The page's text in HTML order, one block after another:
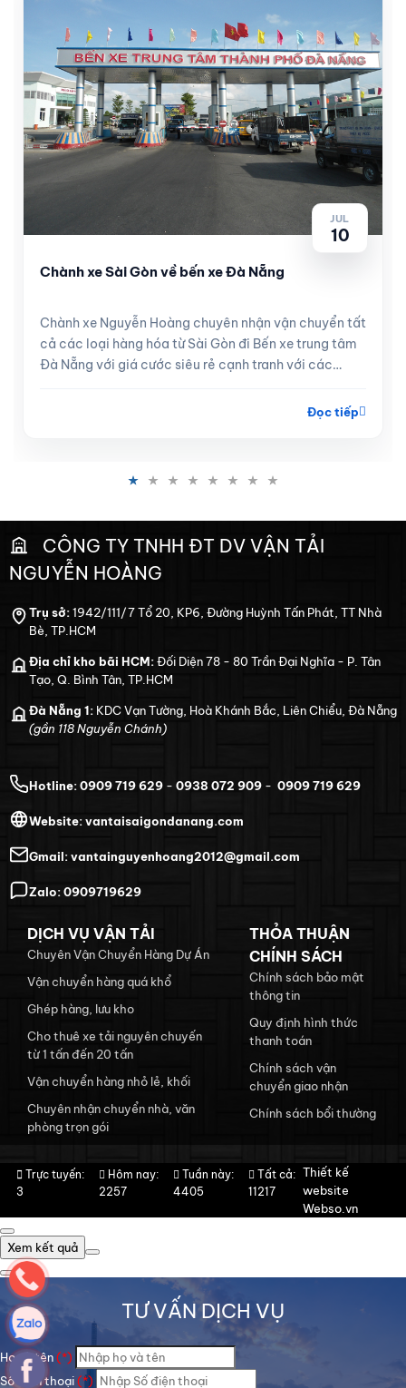
JUL
10
Chành xe Sài Gòn về bến xe Đà Nẵng
Chành xe Nguyễn Hoàng chuyên nhận vận chuyển tất
cả các loại hàng hóa từ Sài Gòn đi Bến xe trung tâm
Đà Nẵng với giá cước siêu rẻ cạnh tranh với các
Đọc tiếp
CÔNG TY TNHH ĐT DV VẬN TẢI
NGUYỄN HOÀNG
Trụ sở:1942/111/7 Tổ 20, KP6, Đường Huỳnh Tấn Phát, TT Nhà
Bè, TP.HCM
Địa chỉ kho bãi HCM:Đối Diện 78 - 80 Trần Đại Nghĩa - P. Tân
Tạo, Q. Bình Tân, TP.HCM
Đà Nẵng 1: KDC Vạn Tường, Hoà Khánh Bắc, Liên Chiểu, Đà Nẵng
(gần 118 Nguyễn Chánh)
Hotline:0909 719 629 - 0938 072 909 - 0909 719 629
Website:vantaisaigondanang.com
Gmail:vantainguyenhoang2012@gmail.com
Zalo:0909719629
DỊCH VỤ VẬN TẢI
Chuyên Vận Chuyển Hàng Dự Án
Vận chuyển hàng quá khổ
Ghép hàng, lưu kho
Cho thuê xe tải nguyên chuyến
từ 1 tấn đến 20 tấn
Vận chuyển hàng nhỏ lẻ, khối
Chuyên nhận chuyển nhà, văn
phòng trọn gói
THỎA THUẬN
CHÍNH SÁCH
Chính sách bảo mật
thông tin
Quy định hình thức
thanh toán
Chính sách vận
chuyển giao nhận
Chính sách bổi thường
Trực tuyến:
3
Hôm nay:
2257
Tuần này:
4405
Tất cả:
11217
Thiết kế
website
Webso.vn
Xem kết quả
TƯ VẤN DỊCH VỤ
Họ và tên(*)
Số điện thoại(*)